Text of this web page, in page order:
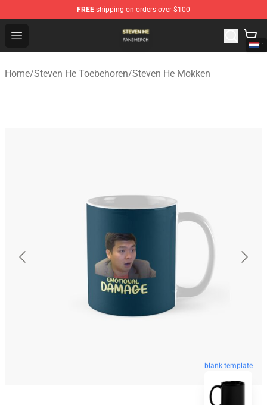
FREE shipping on orders over $100
Open menu
Steven He Shop - Official Steven He Merchandise Store
Home/Steven He Toebehoren/Steven He Mokken
blank template